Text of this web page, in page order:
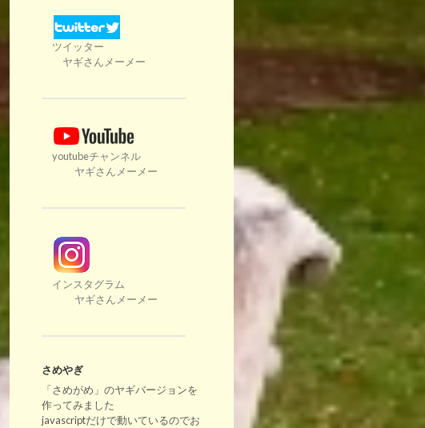
ツイッター
ヤギさんメーメー
youtubeチャンネル
ヤギさんメーメー
インスタグラム
ヤギさんメーメー
さめやぎ
「さめがめ」のヤギバージョンを
作ってみました
javascriptだけで動いているのでお